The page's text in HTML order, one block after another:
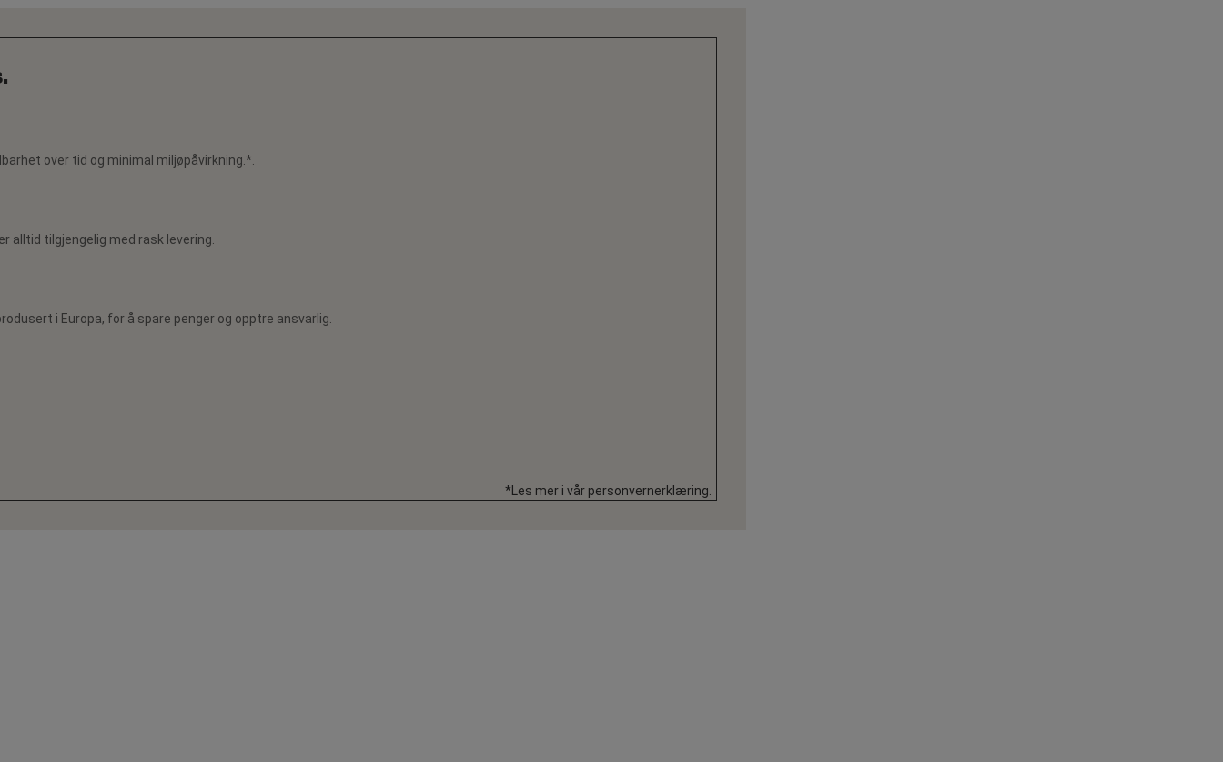
over tid og minimal miljøpåvirkning.*.
alltid tilgjengelig med rask levering.
i Europa, for å spare penger og opptre ansvarlig.
*Les mer i vår personvernerklæring.